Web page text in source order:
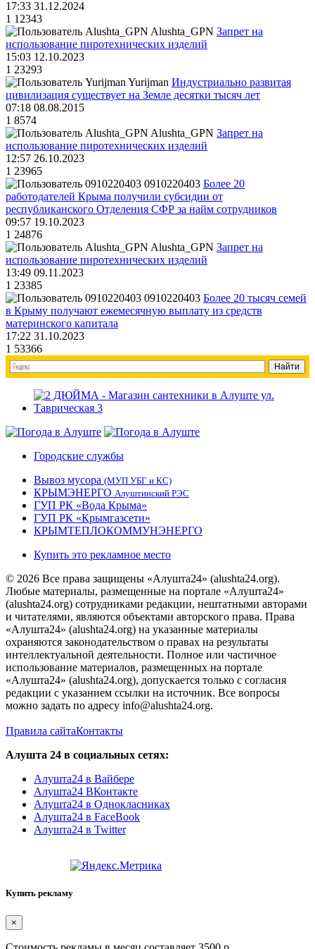
17:33 31.12.2024
1 12343
Alushta_GPN Запрет на
использование пиротехнических изделий
15:03 12.10.2023
1 23293
Yurijman Индустриально развитая
цивилизация существует на Земле десятки тысяч лет
07:18 08.08.2015
1 8574
Alushta_GPN Запрет на
использование пиротехнических изделий
12:57 26.10.2023
1 23965
0910220403 Более 20
работодателей Крыма получили субсидии от
республиканского Отделения СФР за найм сотрудников
09:57 19.10.2023
1 24876
Alushta_GPN Запрет на
использование пиротехнических изделий
13:49 09.11.2023
1 23385
0910220403 Более 20 тысяч семей
в Крыму получают ежемесячную выплату из средств
материнского капитала
17:22 31.10.2023
1 53366
Городские службы
Вывоз мусора (МУП УБГ и КС)
КРЫМЭНЕРГО Алуштинский РЭС
ГУП РК «Вода Крыма»
ГУП РК «Крымгазсети»
КРЫМТЕПЛОКОММУНЭНЕРГО
Купить это рекламное место
© 2026 Все права защищены «Алушта24» (alushta24.org).
Любые материалы, размещенные на портале «Алушта24»
(alushta24.org) сотрудниками редакции, нештатными авторами
и читателями, являются объектами авторского права. Права
«Алушта24» (alushta24.org) на указанные материалы
охраняются законодательством о правах на результаты
интеллектуальной деятельности. Полное или частичное
использование материалов, размещенных на портале
«Алушта24» (alushta24.org), допускается только с согласия
редакции с указанием ссылки на источник. Все вопросы
можно задать по адресу info@alushta24.org.
Правила сайтаКонтакты
Алушта 24 в социальных сетях:
Алушта24 в Вайбере
Алушта24 ВКонтакте
Алушта24 в Однокласниках
Алушта24 в FaceBook
Алушта24 в Twitter
Купить рекламу
×